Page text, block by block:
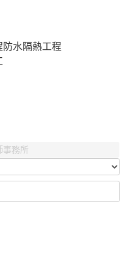
防水隔熱工程
事務所